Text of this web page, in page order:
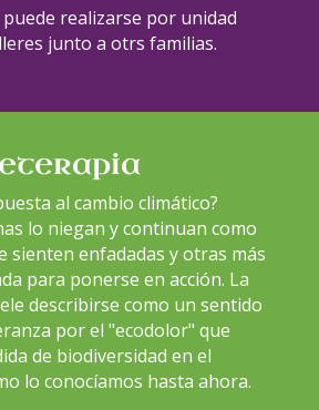
puede realizarse por unidad
junto a otrs familias.
al cambio climático?
lo niegan y continuan como
sienten enfadadas y otras más
para ponerse en acción. La
describirse como un sentido
por el "ecodolor" que
de biodiversidad en el
lo conocíamos hasta ahora.